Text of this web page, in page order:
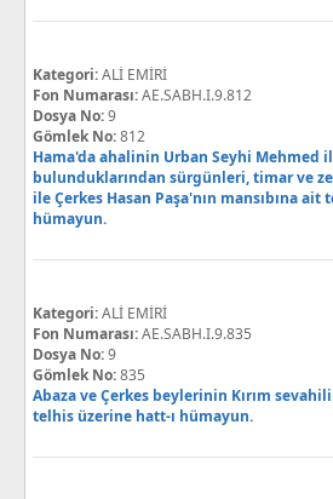
Kategori:ALİ EMİRİ
Fon Numarası:AE.SABH.I.9.812
Dosya No:9
Gömlek No:812
Hama'da ahalinin Urban Seyhi Mehmed
bulunduklarından sürgünleri, timar ve
ile Çerkes Hasan Paşa'nın mansıbına ait
hümayun.
Kategori:ALİ EMİRİ
Fon Numarası:AE.SABH.I.9.835
Dosya No:9
Gömlek No:835
Abaza ve Çerkes beylerinin Kırım
telhis üzerine hatt-ı hümayun.